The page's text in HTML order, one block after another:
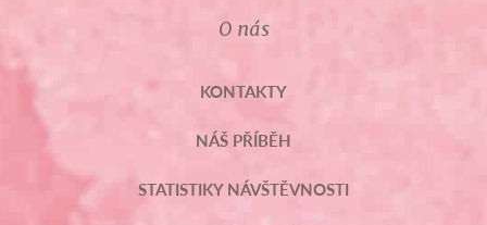
O nás
KONTAKTY
NÁŠ PŘÍBĚH
STATISTIKY NÁVŠTĚVNOSTI